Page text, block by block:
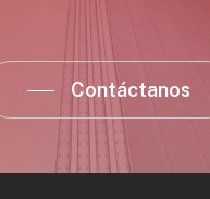
Contáctanos